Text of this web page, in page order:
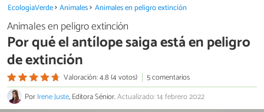
EcologíaVerde Animales Animales en peligro extinción
Animales en peligro extinción
Por qué el antílope saiga está en peligro
de extinción
Valoración: 4.8 (4 votos)
5 comentarios
PorIrene Juste, Editora Sénior.Actualizado: 14 febrero 2022